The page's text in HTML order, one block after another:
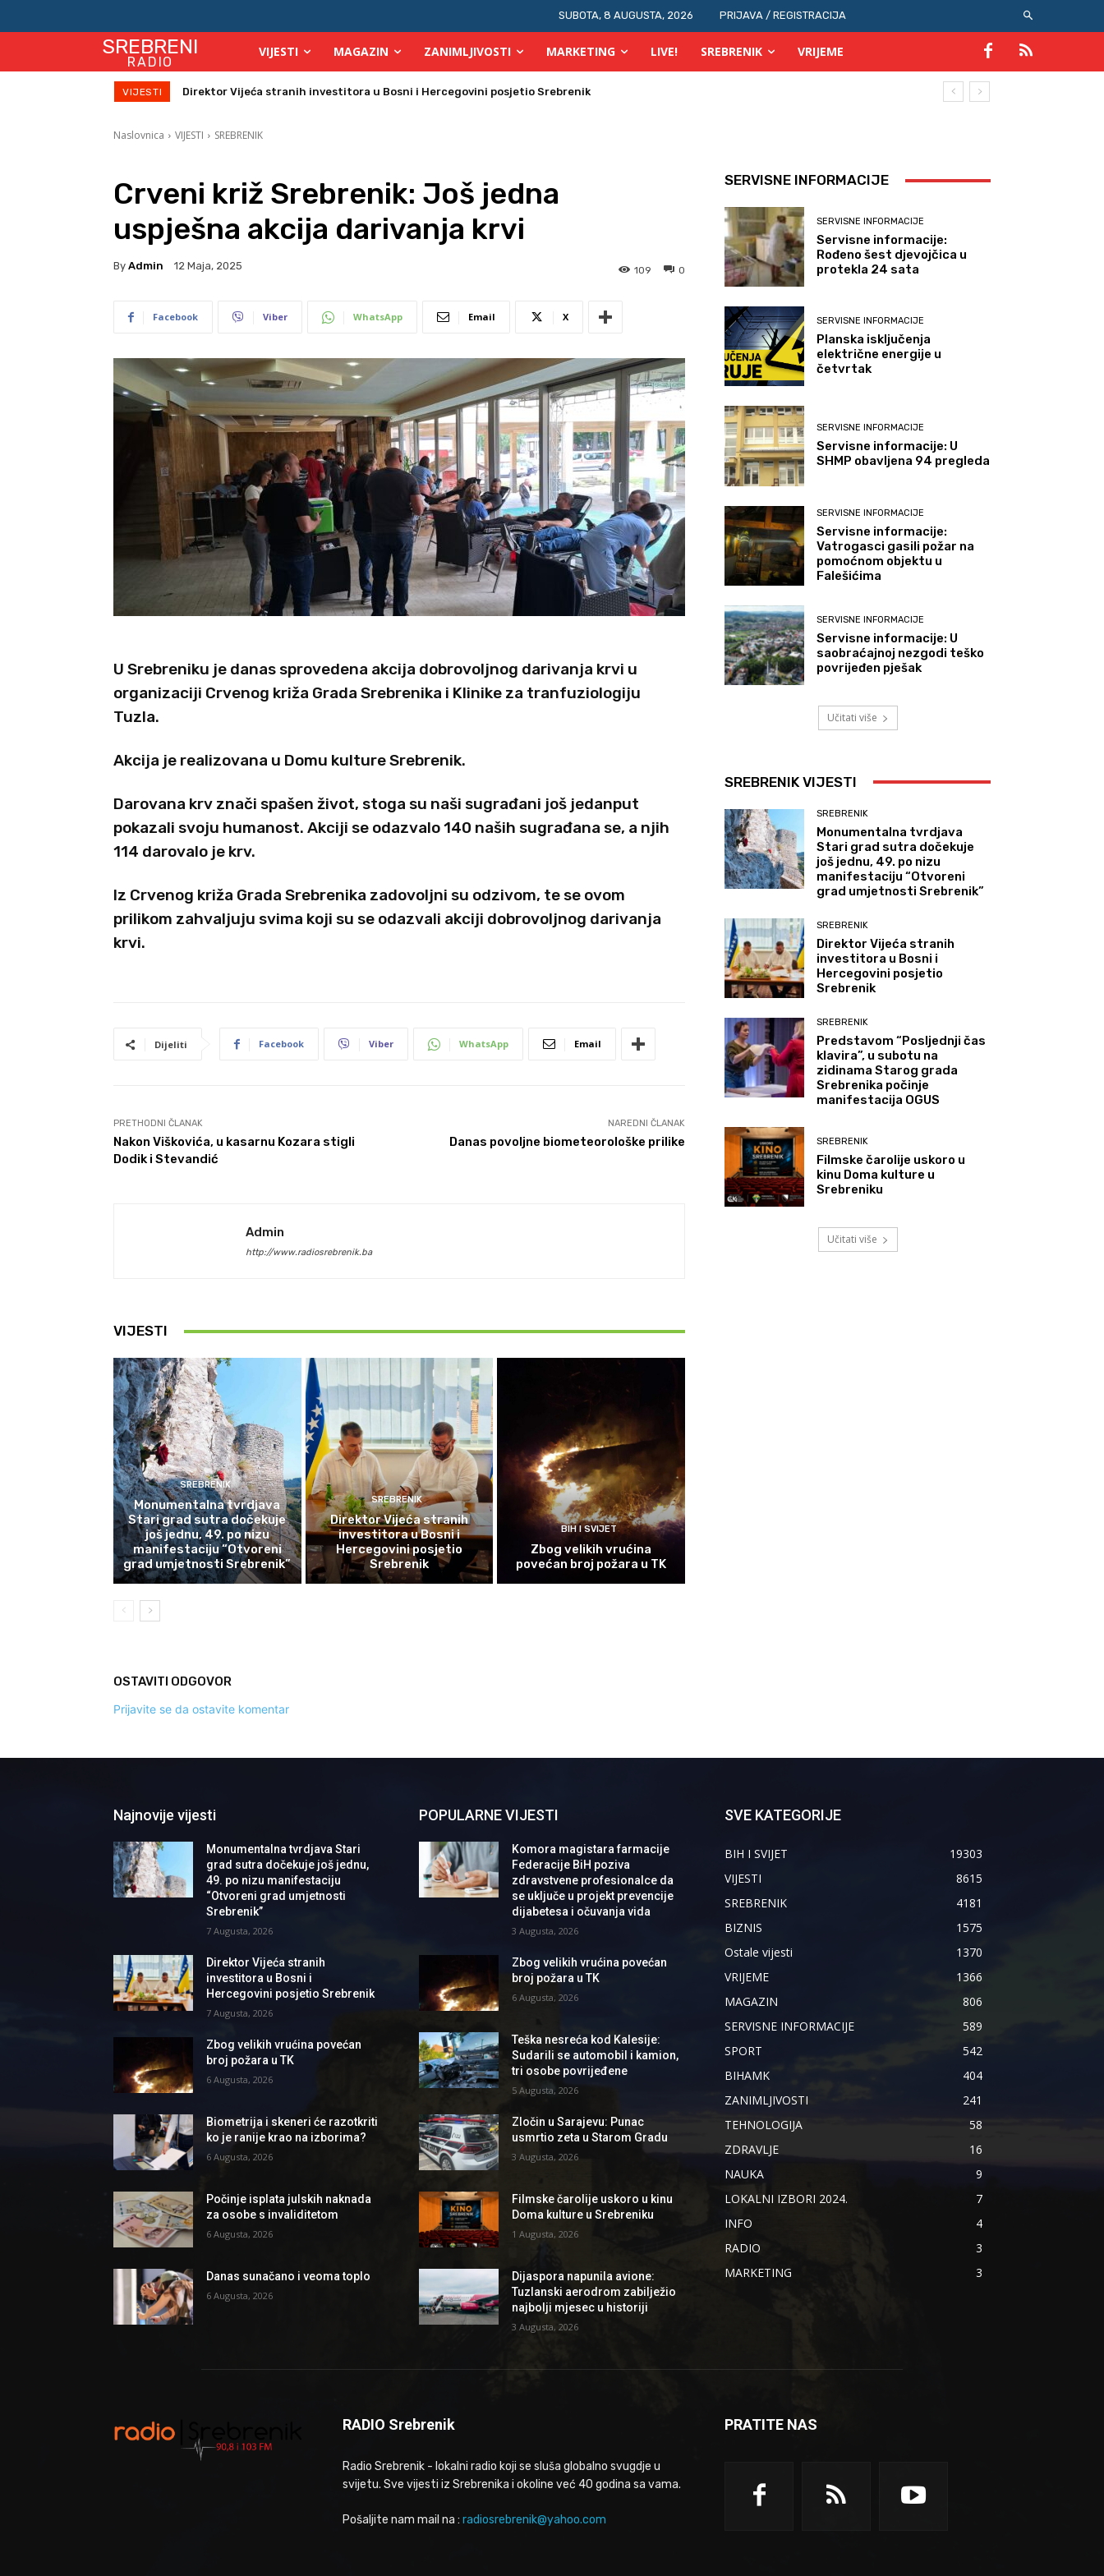
SUBOTA, 8 AUGUSTA, 2026 PRIJAVA / REGISTRACIJA
SREBRENI
RADIO
VIJESTI MAGAZIN ZANIMLJIVOSTI MARKETING LIVE! SREBRENIK VRIJEME
VIJESTI Direktor Vijeća stranih investitora u Bosni i Hercegovini posjetio Srebrenik
Zbog velikih vrućina povećan broj požara u TK
Naslovnica VIJESTI SREBRENIK
Crveni križ Srebrenik: Još jedna
uspješna akcija darivanja krvi
By Admin 12 Maja, 2025 0
109
Facebook Viber WhatsApp Email X
U Srebreniku je danas sprovedena akcija dobrovoljnog darivanja krvi u
organizaciji Crvenog križa Grada Srebrenika i Klinike za tranfuziologiju
Tuzla.
Akcija je realizovana u Domu kulture Srebrenik.
Darovana krv znači spašen život, stoga su naši sugrađani još jedanput
pokazali svoju humanost. Akciji se odazvalo 140 naših sugrađana se, a njih
114 darovalo je krv.
Iz Crvenog križa Grada Srebrenika zadovoljni su odzivom, te se ovom
prilikom zahvaljuju svima koji su se odazvali akciji dobrovoljnog darivanja
krvi.
Dijeliti Facebook Viber WhatsApp Email
PRETHODNI ČLANAK
Nakon Viškovića, u kasarnu Kozara stigli
Dodik i Stevandić
NAREDNI ČLANAK
Danas povoljne biometeorološke prilike
Admin
http://www.radiosrebrenik.ba
VIJESTI
SREBRENIK
Monumentalna tvrdjava
Stari grad sutra dočekuje
još jednu, 49. po nizu
manifestaciju “Otvoreni
grad umjetnosti Srebrenik”
SREBRENIK
Direktor Vijeća stranih
investitora u Bosni i
Hercegovini posjetio
Srebrenik
BIH I SVIJET
Zbog velikih vrućina
povećan broj požara u TK
OSTAVITI ODGOVOR
Prijavite se da ostavite komentar
SERVISNE INFORMACIJE
SERVISNE INFORMACIJE
Servisne informacije:
Rođeno šest djevojčica u
protekla 24 sata
SERVISNE INFORMACIJE
Planska isključenja
električne energije u
četvrtak
SERVISNE INFORMACIJE
Servisne informacije: U
SHMP obavljena 94 pregleda
SERVISNE INFORMACIJE
Servisne informacije:
Vatrogasci gasili požar na
pomoćnom objektu u
Falešićima
SERVISNE INFORMACIJE
Servisne informacije: U
saobraćajnoj nezgodi teško
povrijeđen pješak
Učitati više
SREBRENIK VIJESTI
SREBRENIK
Monumentalna tvrdjava
Stari grad sutra dočekuje
još jednu, 49. po nizu
manifestaciju “Otvoreni
grad umjetnosti Srebrenik”
SREBRENIK
Direktor Vijeća stranih
investitora u Bosni i
Hercegovini posjetio
Srebrenik
SREBRENIK
Predstavom “Posljednji čas
klavira”, u subotu na
zidinama Starog grada
Srebrenika počinje
manifestacija OGUS
SREBRENIK
Filmske čarolije uskoro u
kinu Doma kulture u
Srebreniku
Učitati više
Najnovije vijesti
Monumentalna tvrdjava Stari
grad sutra dočekuje još jednu,
49. po nizu manifestaciju
“Otvoreni grad umjetnosti
Srebrenik”
7 Augusta, 2026
Direktor Vijeća stranih
investitora u Bosni i
Hercegovini posjetio Srebrenik
7 Augusta, 2026
Zbog velikih vrućina povećan
broj požara u TK
6 Augusta, 2026
Biometrija i skeneri će razotkriti
ko je ranije krao na izborima?
6 Augusta, 2026
Počinje isplata julskih naknada
za osobe s invaliditetom
6 Augusta, 2026
Danas sunačano i veoma toplo
6 Augusta, 2026
POPULARNE VIJESTI
Komora magistara farmacije
Federacije BiH poziva
zdravstvene profesionalce da
se uključe u projekt prevencije
dijabetesa i očuvanja vida
3 Augusta, 2026
Zbog velikih vrućina povećan
broj požara u TK
6 Augusta, 2026
Teška nesreća kod Kalesije:
Sudarili se automobil i kamion,
tri osobe povrijeđene
5 Augusta, 2026
Zločin u Sarajevu: Punac
usmrtio zeta u Starom Gradu
3 Augusta, 2026
Filmske čarolije uskoro u kinu
Doma kulture u Srebreniku
1 Augusta, 2026
Dijaspora napunila avione:
Tuzlanski aerodrom zabilježio
najbolji mjesec u historiji
3 Augusta, 2026
SVE KATEGORIJE
BIH I SVIJET
19303
VIJESTI
8615
SREBRENIK
4181
BIZNIS
1575
Ostale vijesti
1370
VRIJEME
1366
MAGAZIN
806
SERVISNE INFORMACIJE
589
SPORT
542
BIHAMK
404
ZANIMLJIVOSTI
241
TEHNOLOGIJA
58
ZDRAVLJE
16
NAUKA
9
LOKALNI IZBORI 2024.
7
INFO
4
RADIO
3
MARKETING
3
RADIO Srebrenik
Radio Srebrenik - lokalni radio koji se sluša globalno svugdje u
svijetu. Sve vijesti iz Srebrenika i okoline već 40 godina sa vama.
Pošaljite nam mail na : radiosrebrenik@yahoo.com
PRATITE NAS